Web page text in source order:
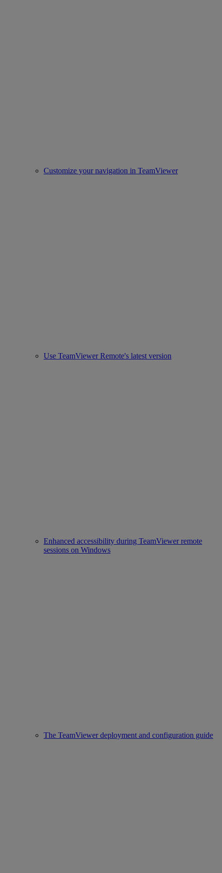
Customize your navigation in TeamViewer
Use TeamViewer Remote's latest version
Enhanced accessibility during TeamViewer remote
sessions on Windows
The TeamViewer deployment and configuration guide